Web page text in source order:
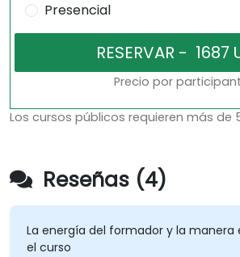
Presencial
Precio por
Los cursos públicos requieren más de
Reseñas (4)
La energía del formador y la manera
el curso